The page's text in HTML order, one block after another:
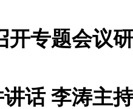
开专题会议
话 李涛主持